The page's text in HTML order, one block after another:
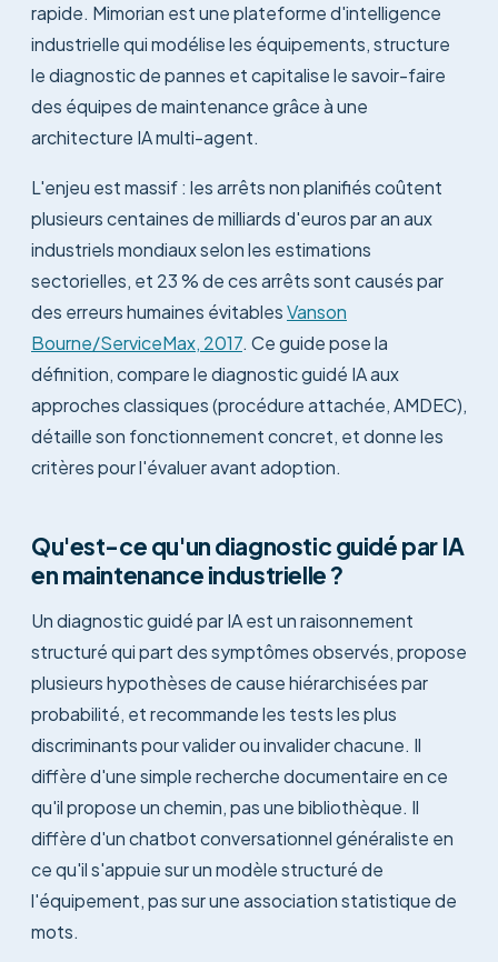
rapide. Mimorian est une plateforme d'intelligence
industrielle qui modélise les équipements, structure
le diagnostic de pannes et capitalise le savoir-faire
des équipes de maintenance grâce à une
architecture IA multi-agent.
L'enjeu est massif : les arrêts non planifiés coûtent
plusieurs centaines de milliards d'euros par an aux
industriels mondiaux selon les estimations
sectorielles, et 23 % de ces arrêts sont causés par
des erreurs humaines évitablesVanson
Bourne/ServiceMax, 2017. Ce guide pose la
définition, compare le diagnostic guidé IA aux
approches classiques (procédure attachée, AMDEC),
détaille son fonctionnement concret, et donne les
critères pour l'évaluer avant adoption.
Qu'est-ce qu'un diagnostic guidé par IA
en maintenance industrielle ?
Un diagnostic guidé par IA est un raisonnement
structuré qui part des symptômes observés, propose
plusieurs hypothèses de cause hiérarchisées par
probabilité, et recommande les tests les plus
discriminants pour valider ou invalider chacune. Il
diffère d'une simple recherche documentaire en ce
qu'il propose un chemin, pas une bibliothèque. Il
diffère d'un chatbot conversationnel généraliste en
ce qu'il s'appuie sur un modèle structuré de
l'équipement, pas sur une association statistique de
mots.